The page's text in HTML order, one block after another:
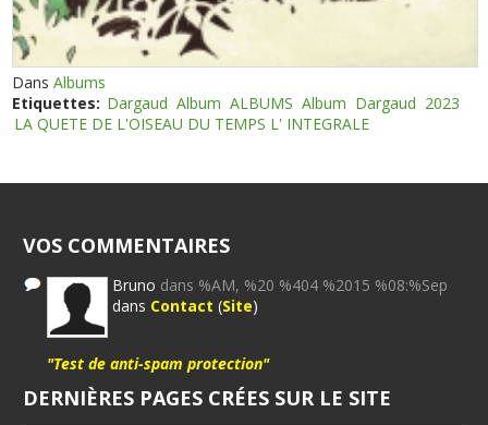
DansAlbums
Etiquettes: Dargaud Album ALBUMS Album Dargaud 2023
LA QUETE DE L'OISEAU DU TEMPS L' INTEGRALE
VOS COMMENTAIRES
Bruno dans %AM, %20 %404 %2015 %08:%Sep
dans Contact (Site)
"Test de anti-spam protection"
DERNIÈRES PAGES CRÉES SUR LE SITE